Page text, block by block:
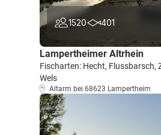
1520 401
Lampertheimer Altrhein
Fischarten: Hecht, Flussbarsch,
Wels
Altarm bei 68623 Lampertheim